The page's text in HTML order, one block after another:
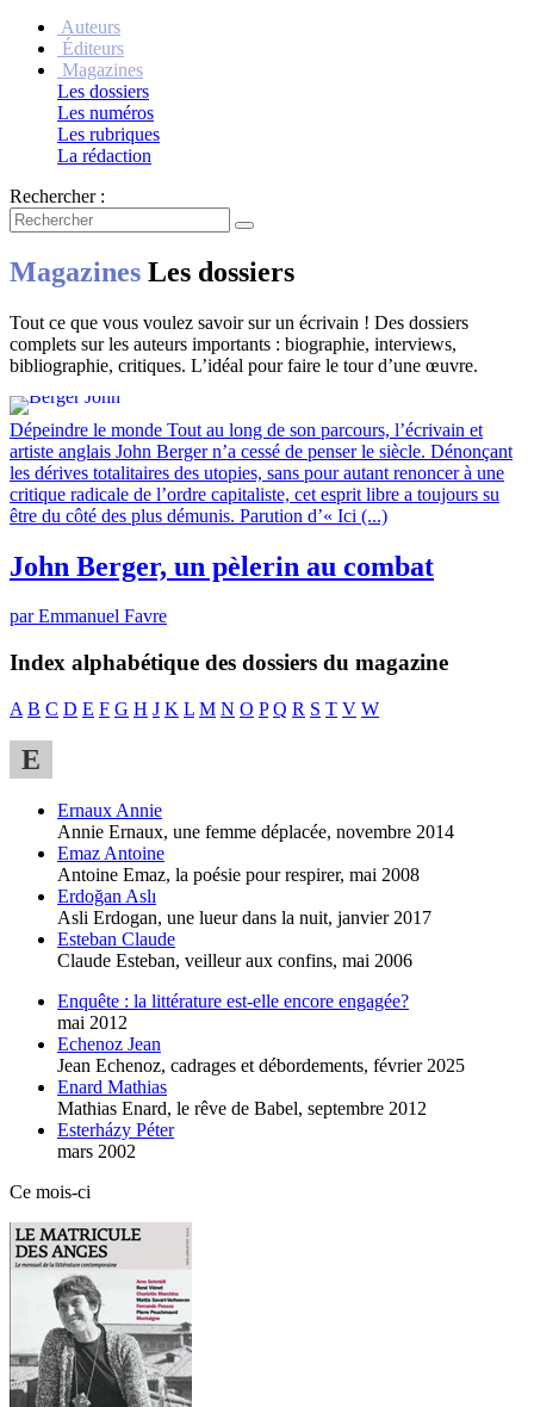
Auteurs
Éditeurs
Magazines
Les dossiers
Les numéros
Les rubriques
La rédaction
Rechercher :
Magazines Les dossiers
Tout ce que vous voulez savoir sur un écrivain ! Des dossiers
complets sur les auteurs importants : biographie, interviews,
bibliographie, critiques. L’idéal pour faire le tour d’une œuvre.
Dépeindre le monde Tout au long de son parcours, l’écrivain et
artiste anglais John Berger n’a cessé de penser le siècle. Dénonçant
les dérives totalitaires des utopies, sans pour autant renoncer à une
critique radicale de l’ordre capitaliste, cet esprit libre a toujours su
être du côté des plus démunis. Parution d’« Ici (...)
John Berger, un pèlerin au combat
par Emmanuel Favre
Index alphabétique des dossiers du magazine
A B C D E F G H J K L M N O P Q R S T V W
E
Ernaux Annie
Annie Ernaux, une femme déplacée, novembre 2014
Emaz Antoine
Antoine Emaz, la poésie pour respirer, mai 2008
Erdoğan Aslı
Asli Erdogan, une lueur dans la nuit, janvier 2017
Esteban Claude
Claude Esteban, veilleur aux confins, mai 2006
Enquête : la littérature est-elle encore engagée?
mai 2012
Echenoz Jean
Jean Echenoz, cadrages et débordements, février 2025
Enard Mathias
Mathias Enard, le rêve de Babel, septembre 2012
Esterházy Péter
mars 2002
Ce mois-ci